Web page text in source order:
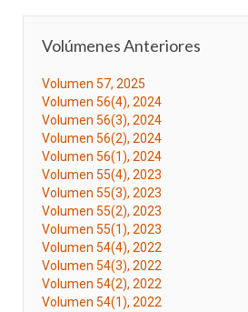
Volúmenes Anteriores
Volumen 57, 2025
Volumen 56(4), 2024
Volumen 56(3), 2024
Volumen 56(2), 2024
Volumen 56(1), 2024
Volumen 55(4), 2023
Volumen 55(3), 2023
Volumen 55(2), 2023
Volumen 55(1), 2023
Volumen 54(4), 2022
Volumen 54(3), 2022
Volumen 54(2), 2022
Volumen 54(1), 2022